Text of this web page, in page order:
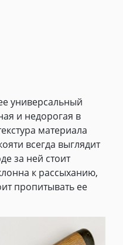
универсальный
и недорогая в
материала
всегда выглядит
за ней стоит
к рассыханию,
пропитывать ее